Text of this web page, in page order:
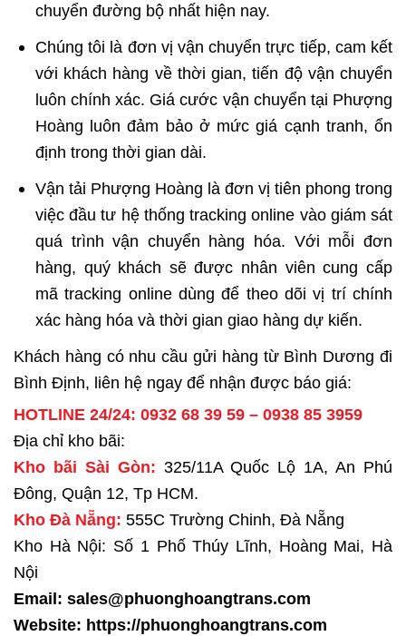
chuyển đường bộ nhất hiện nay.
Chúng tôi là đơn vị vận chuyển trực tiếp, cam kết
với khách hàng về thời gian, tiến độ vận chuyển
luôn chính xác. Giá cước vận chuyển tại Phượng
Hoàng luôn đảm bảo ở mức giá cạnh tranh, ổn
định trong thời gian dài.
Vận tải Phượng Hoàng là đơn vị tiên phong trong
việc đầu tư hệ thống tracking online vào giám sát
quá trình vận chuyển hàng hóa. Với mỗi đơn
hàng, quý khách sẽ được nhân viên cung cấp
mã tracking online dùng để theo dõi vị trí chính
xác hàng hóa và thời gian giao hàng dự kiến.
Khách hàng có nhu cầu gửi hàng từ Bình Dương đi
Bình Định, liên hệ ngay để nhận được báo giá:
HOTLINE 24/24: 0932 68 39 59 – 0938 85 3959
Địa chỉ kho bãi:
Kho bãi Sài Gòn: 325/11A Quốc Lộ 1A, An Phú
Đông, Quận 12, Tp HCM.
Kho Đà Nẵng: 555C Trường Chinh, Đà Nẵng
Kho Hà Nội: Số 1 Phố Thúy Lĩnh, Hoàng Mai, Hà
Nội
Email: sales@phuonghoangtrans.com
Website: https://phuonghoangtrans.com